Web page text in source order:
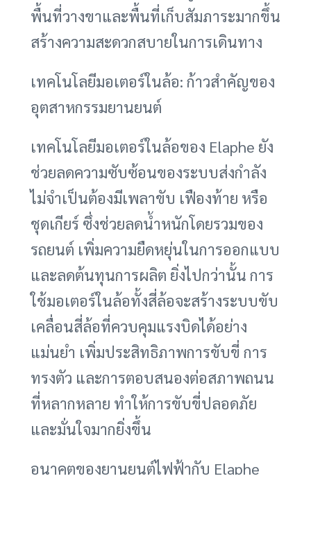
พื้นที่วางขาและพื้นที่เก็บสัมภาระมากขึ้น
สร้างความสะดวกสบายในการเดินทาง
เทคโนโลยีมอเตอร์ในล้อ: ก้าวสำคัญของ
อุตสาหกรรมยานยนต์
เทคโนโลยีมอเตอร์ในล้อของ Elaphe ยัง
ช่วยลดความซับซ้อนของระบบส่งกำลัง
ไม่จำเป็นต้องมีเพลาขับ เฟืองท้าย หรือ
ชุดเกียร์ ซึ่งช่วยลดน้ำหนักโดยรวมของ
รถยนต์ เพิ่มความยืดหยุ่นในการออกแบบ
และลดต้นทุนการผลิต ยิ่งไปกว่านั้น การ
ใช้มอเตอร์ในล้อทั้งสี่ล้อจะสร้างระบบขับ
เคลื่อนสี่ล้อที่ควบคุมแรงบิดได้อย่าง
แม่นยำ เพิ่มประสิทธิภาพการขับขี่ การ
ทรงตัว และการตอบสนองต่อสภาพถนน
ที่หลากหลาย ทำให้การขับขี่ปลอดภัย
และมั่นใจมากยิ่งขึ้น
อนาคตของยานยนต์ไฟฟ้ากับ Elaphe